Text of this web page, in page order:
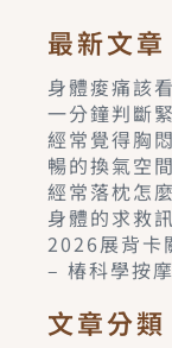
最新文章
身體痠痛該
一分鐘判斷
經常覺得胸
暢的換氣空間
經常落枕怎
身體的求救
2026展背卡
– 椿科學按摩
文章分類